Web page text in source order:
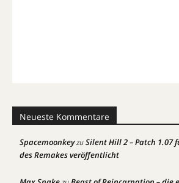
Neueste Kommentare
SpacemoonkeyzuSilent Hill 2 – Patch 1.07
des Remakes veröffentlicht